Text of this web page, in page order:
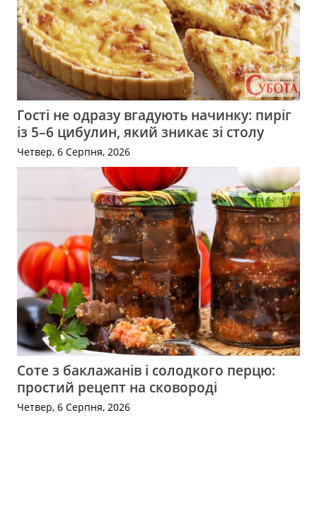
Гості не одразу вгадують начинку: пиріг
із 5–6 цибулин, який зникає зі столу
Четвер, 6 Серпня, 2026
Соте з баклажанів і солодкого перцю:
простий рецепт на сковороді
Четвер, 6 Серпня, 2026